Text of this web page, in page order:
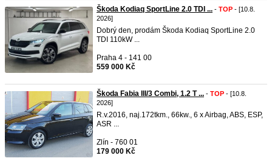
Škoda Kodiaq SportLine 2.0 TDI ... - TOP - [10.8.
2026]
Dobrý den, prodám Škoda Kodiaq SportLine 2.0
TDI 110kW ...
Praha 4 - 141 00
559 000 Kč
Škoda Fabia III/3 Combi, 1.2 T ... - TOP - [10.8.
2026]
R.v.2016, naj.172tkm., 66kw., 6 x Airbag, ABS, ESP,
ASR ...
Zlín - 760 01
179 000 Kč